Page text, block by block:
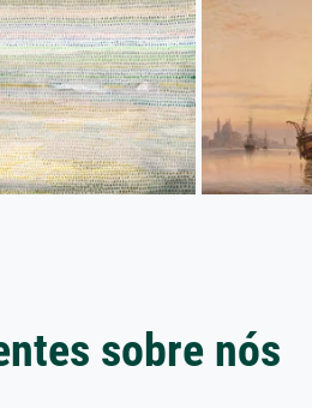
sobre nós